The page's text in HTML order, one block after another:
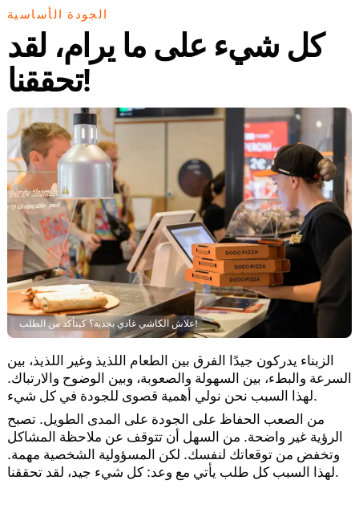
الجودة الأساسية
كل شيء على ما يرام، لقد
تحققنا!
علاش الكاشي غادي بجدية؟ كيتأكد من الطلب!
الزبناء يدركون جيدًا الفرق بين الطعام اللذيذ وغير اللذيذ، بين
السرعة والبطء، بين السهولة والصعوبة، وبين الوضوح والارتباك.
لهذا السبب نحن نولي أهمية قصوى للجودة في كل شيء.
من الصعب الحفاظ على الجودة على المدى الطويل. تصبح
الرؤية غير واضحة. من السهل أن تتوقف عن ملاحظة المشاكل
وتخفض من توقعاتك لنفسك. لكن المسؤولية الشخصية مهمة.
لهذا السبب كل طلب يأتي مع وعد: كل شيء جيد، لقد تحققنا.